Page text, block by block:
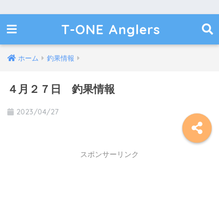
T-ONE Anglers
ホーム 釣果情報
４月２７日 釣果情報
2023/04/27
スポンサーリンク